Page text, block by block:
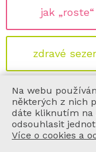
jak „roste“
zdravé
ekologie
Na webu
některých z nich
dáte kliknutím na
odsouhlasit
Více o cookies a